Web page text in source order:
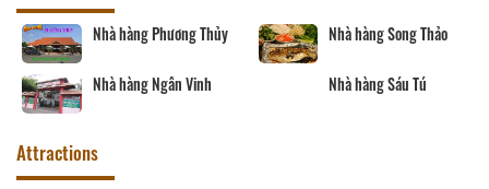
Nhà hàng Phương Thủy Nhà hàng Song Thảo
Nhà hàng Ngân Vinh Nhà hàng Sáu Tú
Attractions